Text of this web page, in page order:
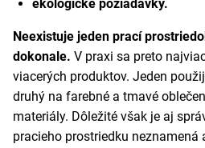
ekologické požiadavky.
Neexistuje jeden prací
dokonale. V praxi sa preto
viacerých produktov. Jeden
druhý na farebné a tmavé
materiály. Dôležité však je aj
pracieho prostriedku